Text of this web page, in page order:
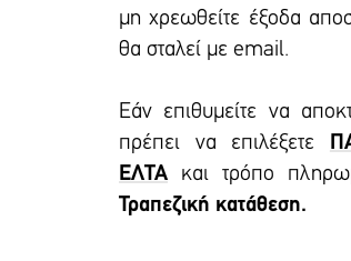
μη χρεωθείτε έξοδα
θα σταλεί με email.
Εάν επιθυμείτε να
πρέπει να επιλέξετε
ΕΛΤΑ και τρόπο
Τραπεζική κατάθεση.